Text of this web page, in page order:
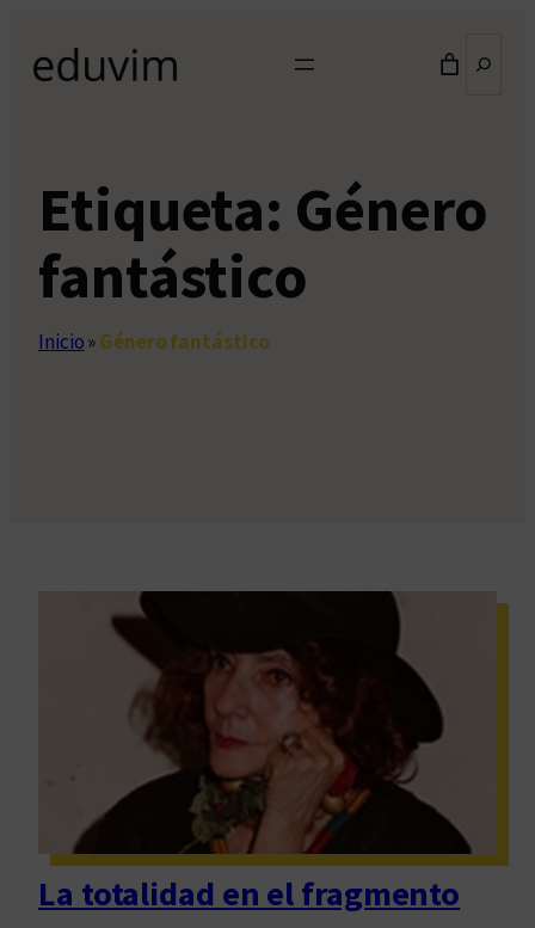
contenido
Etiqueta: Género
fantástico
Inicio»Género fantástico
La totalidad en el fragmento